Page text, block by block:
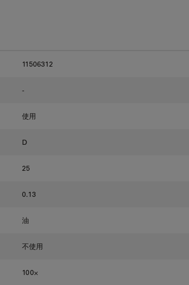
11506312
-
使用
D
25
0.13
油
不使用
100⨉